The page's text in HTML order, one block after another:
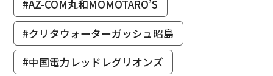
#AZ-COM丸和MOMOTARO’S
#クリタウォーターガッシュ昭島
#中国電力レッドレグリオンズ